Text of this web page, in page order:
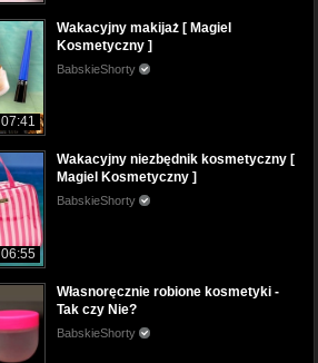
07:41
Wakacyjny makijaż [ Magiel
Kosmetyczny ]
BabskieShorty
06:55
Wakacyjny niezbędnik kosmetyczny [
Magiel Kosmetyczny ]
BabskieShorty
Własnoręcznie robione kosmetyki -
Tak czy Nie?
BabskieShorty